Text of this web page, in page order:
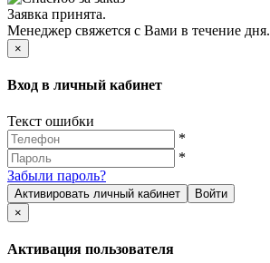
Заявка принята.
Менеджер свяжется с Вами в течение дня.
×
Вход в личный кабинет
Текст ошибки
*
*
Забыли пароль?
Активировать личный кабинет
Войти
×
Активация пользователя